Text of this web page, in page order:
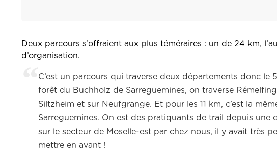
Deux parcours s’offraient aux plus téméraires : un de 24 km,
d’organisation.
C’est un parcours qui traverse deux départements donc
forêt du Buchholz de Sarreguemines, on traverse
Siltzheim et sur Neufgrange. Et pour les 11 km, c’est la
Sarreguemines. On est des pratiquants de trail depuis une
sur le secteur de Moselle-est par chez nous, il y avait très
mettre en avant !